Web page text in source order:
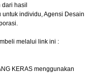
dari hasil
individu, Agensi Desain
melalui link ini :
KERAS menggunakan